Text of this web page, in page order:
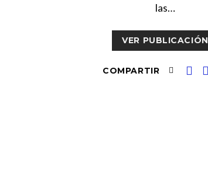
las…
VER PUBLICACIÓN
COMPARTIR